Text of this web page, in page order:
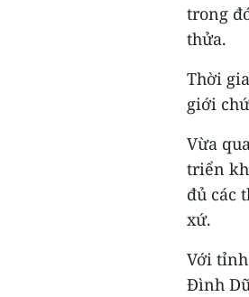
trong
thửa.
Thời
giới
Vừa
triển
đủ các
xứ.
Với
Đình